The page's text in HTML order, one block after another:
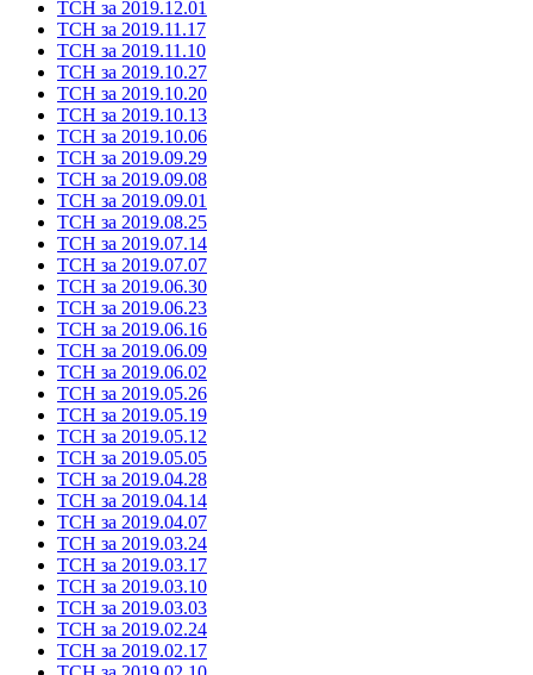
ТСН за 2019.12.01
ТСН за 2019.11.17
ТСН за 2019.11.10
ТСН за 2019.10.27
ТСН за 2019.10.20
ТСН за 2019.10.13
ТСН за 2019.10.06
ТСН за 2019.09.29
ТСН за 2019.09.08
ТСН за 2019.09.01
ТСН за 2019.08.25
ТСН за 2019.07.14
ТСН за 2019.07.07
ТСН за 2019.06.30
ТСН за 2019.06.23
ТСН за 2019.06.16
ТСН за 2019.06.09
ТСН за 2019.06.02
ТСН за 2019.05.26
ТСН за 2019.05.19
ТСН за 2019.05.12
ТСН за 2019.05.05
ТСН за 2019.04.28
ТСН за 2019.04.14
ТСН за 2019.04.07
ТСН за 2019.03.24
ТСН за 2019.03.17
ТСН за 2019.03.10
ТСН за 2019.03.03
ТСН за 2019.02.24
ТСН за 2019.02.17